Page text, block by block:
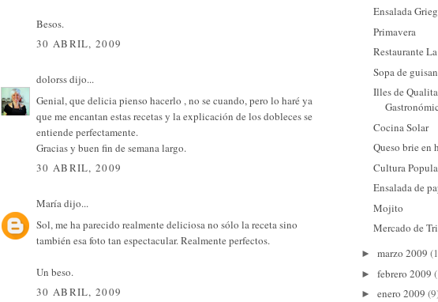
Besos.
30 ABRIL, 2009
dolorssdijo...
Genial, que delicia pienso hacerlo , no se cuando, pero lo haré ya
que me encantan estas recetas y la explicación de los dobleces se
entiende perfectamente.
Gracias y buen fin de semana largo.
30 ABRIL, 2009
Maríadijo...
Sol, me ha parecido realmente deliciosa no sólo la receta sino
también esa foto tan espectacular. Realmente perfectos.
Un beso.
30 ABRIL, 2009
Ensalada
Primavera
Restaurante
Sopa de
Illes de
Cocina Solar
Queso brie en
Cultura
Ensalada de
Mojito
Mercado de
► marzo 2009
► febrero 2009
► enero 2009